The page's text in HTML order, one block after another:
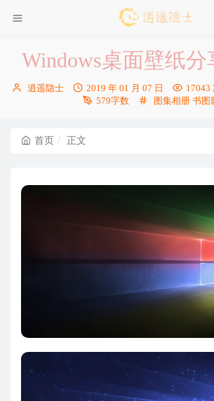
Windows桌面壁纸分
博
逍遥隐士
发
布
2019 年 01 月 07 日 17043
579字数
分
图集相册 书图
首页 正文